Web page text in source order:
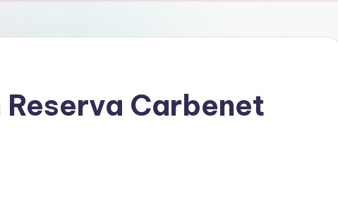
Reserva Carbenet